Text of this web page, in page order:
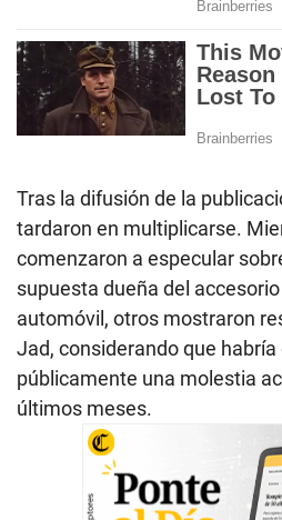
Tras la difusión de la
tardaron en multiplicarse.
comenzaron a especular
supuesta dueña del
automóvil, otros mostraron
Jad, considerando que
públicamente una molestia
últimos meses.